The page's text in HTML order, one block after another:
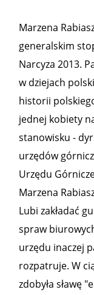
Marzena
generalskim
Narcyza 2013.
w dziejach
historii
jednej kobiety
stanowisku -
urzędów
Urzędu
Marzena
Lubi zakładać
spraw
urzędu inaczej
rozpatruje. W
zdobyła sławę